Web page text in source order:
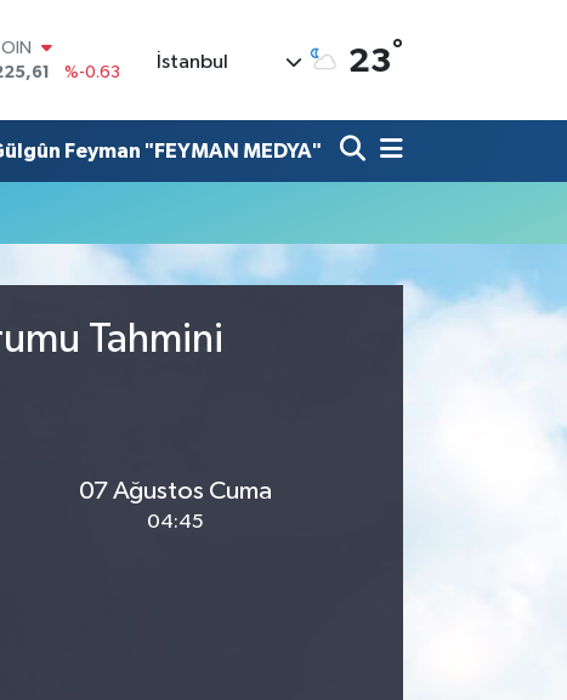
%-0.63
%0.16
ALTIN
İstanbul 23°
Feyman "FEYMAN MEDYA"
Tahmini
07 Ağustos Cuma
04:45